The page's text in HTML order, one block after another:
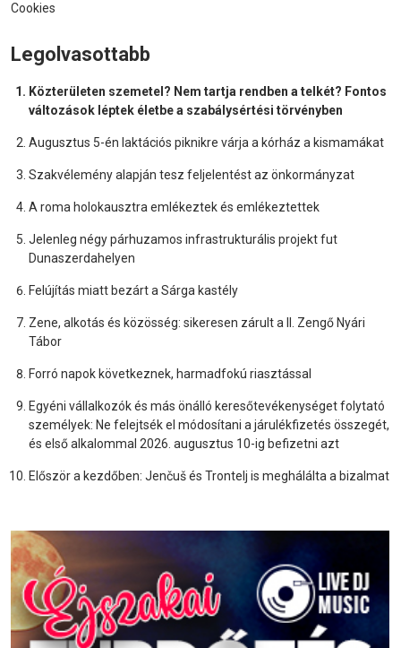
Cookies
Legolvasottabb
Közterületen szemetel? Nem tartja rendben a telkét? Fontos
változások léptek életbe a szabálysértési törvényben
Augusztus 5-én laktációs piknikre várja a kórház a kismamákat
Szakvélemény alapján tesz feljelentést az önkormányzat
A roma holokausztra emlékeztek és emlékeztettek
Jelenleg négy párhuzamos infrastrukturális projekt fut
Dunaszerdahelyen
Felújítás miatt bezárt a Sárga kastély
Zene, alkotás és közösség: sikeresen zárult a II. Zengő Nyári
Tábor
Forró napok következnek, harmadfokú riasztással
Egyéni vállalkozók és más önálló keresőtevékenységet folytató
személyek: Ne felejtsék el módosítani a járulékfizetés összegét,
és első alkalommal 2026. augusztus 10-ig befizetni azt
Először a kezdőben: Jenčuš és Trontelj is meghálálta a bizalmat